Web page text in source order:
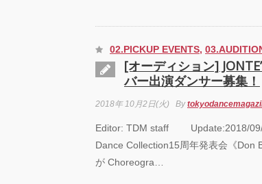
02.PICKUP EVENTS,
[オーディション]
バー出演ダンサー募集！
2018年 10月2日(火) By
Editor: TDM staff Update:2018/09/
Dance Collection15周年発表会《Don
が Choreogra…